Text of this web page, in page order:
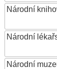
Národní
Národní
Národní